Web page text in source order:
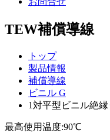
TEW補償導線
トップ
製品情報
補償導線
ビニル G
1対平型ビニル絶
最高使用温度:90℃